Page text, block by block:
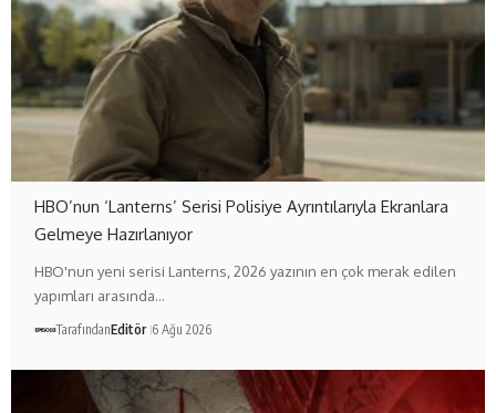
HBO’nun ‘Lanterns’ Serisi Polisiye Ayrıntılarıyla Ekranlara
Gelmeye Hazırlanıyor
HBO'nun yeni serisi Lanterns, 2026 yazının en çok merak edilen
yapımları arasında…
TarafındanEditör 6 Ağu 2026